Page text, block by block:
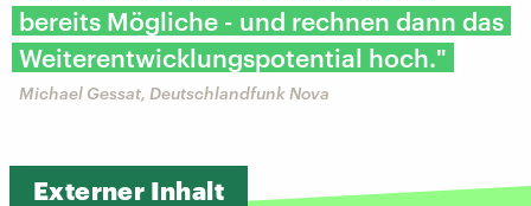
bereits Mögliche - und rechnen dann das
Weiterentwicklungspotential hoch."
Michael Gessat, Deutschlandfunk Nova
Externer Inhalt